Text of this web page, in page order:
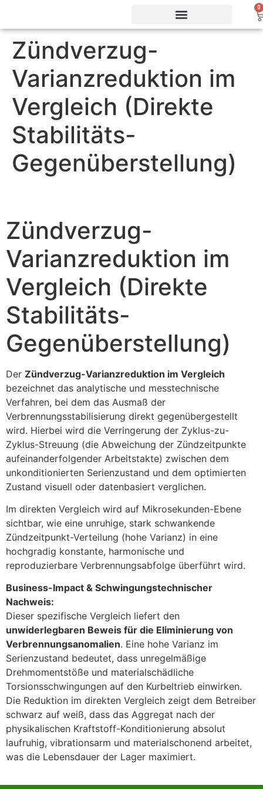
0
Zündverzug-
Varianzreduktion im
Vergleich (Direkte
Stabilitäts-
Gegenüberstellung)
Zündverzug-
Varianzreduktion im
Vergleich (Direkte
Stabilitäts-
Gegenüberstellung)
Der Zündverzug-Varianzreduktion im Vergleich
bezeichnet das analytische und messtechnische
Verfahren, bei dem das Ausmaß der
Verbrennungsstabilisierung direkt gegenübergestellt
wird. Hierbei wird die Verringerung der Zyklus-zu-
Zyklus-Streuung (die Abweichung der Zündzeitpunkte
aufeinanderfolgender Arbeitstakte) zwischen dem
unkonditionierten Serienzustand und dem optimierten
Zustand visuell oder datenbasiert verglichen.
Im direkten Vergleich wird auf Mikrosekunden-Ebene
sichtbar, wie eine unruhige, stark schwankende
Zündzeitpunkt-Verteilung (hohe Varianz) in eine
hochgradig konstante, harmonische und
reproduzierbare Verbrennungsabfolge überführt wird.
Business-Impact & Schwingungstechnischer
Nachweis:
Dieser spezifische Vergleich liefert den
unwiderlegbaren Beweis für die Eliminierung von
Verbrennungsanomalien. Eine hohe Varianz im
Serienzustand bedeutet, dass unregelmäßige
Drehmomentstöße und materialschädliche
Torsionsschwingungen auf den Kurbeltrieb einwirken.
Die Reduktion im direkten Vergleich zeigt dem Betreiber
schwarz auf weiß, dass das Aggregat nach der
physikalischen Kraftstoff-Konditionierung absolut
laufruhig, vibrationsarm und materialschonend arbeitet,
was die Lebensdauer der Lager maximiert.